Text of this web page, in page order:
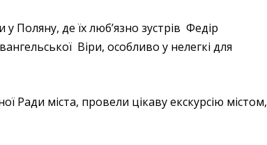
Поляну, де їх люб’язно зустрів Федір
Віри, особливо у нелегкі для
Ради міста, провели цікаву екскурсію містом,